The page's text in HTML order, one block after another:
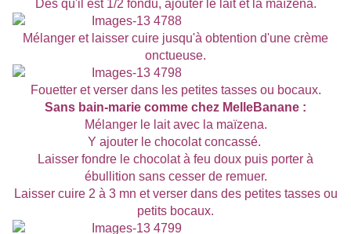
Dès qu'il est 1/2 fondu, ajouter le lait et la maïzena.
Mélanger et laisser cuire jusqu'à obtention d'une crème
onctueuse.
Fouetter et verser dans les petites tasses ou bocaux.
Sans bain-marie comme chez MelleBanane :
Mélanger le lait avec la maïzena.
Y ajouter le chocolat concassé.
Laisser fondre le chocolat à feu doux puis porter à
ébullition sans cesser de remuer.
Laisser cuire 2 à 3 mn et verser dans des petites tasses ou
petits bocaux.